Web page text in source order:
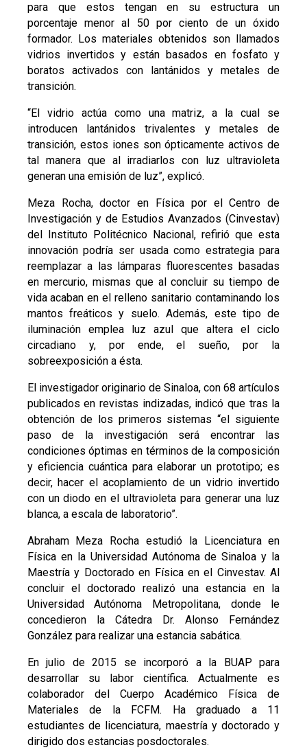
para que estos tengan en su estructura un
porcentaje menor al 50 por ciento de un óxido
formador. Los materiales obtenidos son llamados
vidrios invertidos y están basados en fosfato y
boratos activados con lantánidos y metales de
transición.
“El vidrio actúa como una matriz, a la cual se
introducen lantánidos trivalentes y metales de
transición, estos iones son ópticamente activos de
tal manera que al irradiarlos con luz ultravioleta
generan una emisión de luz”, explicó.
Meza Rocha, doctor en Física por el Centro de
Investigación y de Estudios Avanzados (Cinvestav)
del Instituto Politécnico Nacional, refirió que esta
innovación podría ser usada como estrategia para
reemplazar a las lámparas fluorescentes basadas
en mercurio, mismas que al concluir su tiempo de
vida acaban en el relleno sanitario contaminando los
mantos freáticos y suelo. Además, este tipo de
iluminación emplea luz azul que altera el ciclo
circadiano y, por ende, el sueño, por la
sobreexposición a ésta.
El investigador originario de Sinaloa, con 68 artículos
publicados en revistas indizadas, indicó que tras la
obtención de los primeros sistemas “el siguiente
paso de la investigación será encontrar las
condiciones óptimas en términos de la composición
y eficiencia cuántica para elaborar un prototipo; es
decir, hacer el acoplamiento de un vidrio invertido
con un diodo en el ultravioleta para generar una luz
blanca, a escala de laboratorio”.
Abraham Meza Rocha estudió la Licenciatura en
Física en la Universidad Autónoma de Sinaloa y la
Maestría y Doctorado en Física en el Cinvestav. Al
concluir el doctorado realizó una estancia en la
Universidad Autónoma Metropolitana, donde le
concedieron la Cátedra Dr. Alonso Fernández
González para realizar una estancia sabática.
En julio de 2015 se incorporó a la BUAP para
desarrollar su labor científica. Actualmente es
colaborador del Cuerpo Académico Física de
Materiales de la FCFM. Ha graduado a 11
estudiantes de licenciatura, maestría y doctorado y
dirigido dos estancias posdoctorales.